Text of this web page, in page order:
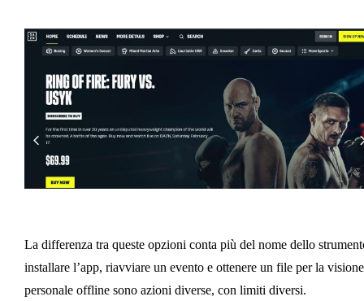
La differenza tra queste opzioni conta più del nome dello
installare l’app, riavviare un evento e ottenere un file per la visione
personale offline sono azioni diverse, con limiti diversi.